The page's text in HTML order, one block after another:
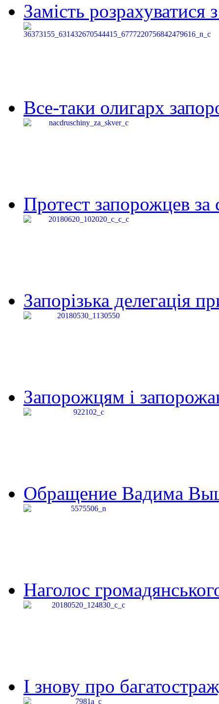
Замість
Все-таки олигарх
Протест запорожцев за
Запорізька делегація
Запорожцям і
Обращение Вадима
Наголос
І знову про